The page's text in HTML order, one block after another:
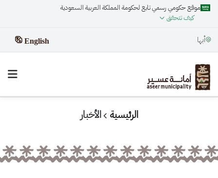
موقع حكومي رسمي تابع لحكومة المملكة العربية السعودية
كيف تتحقق
أبها English
الرئيسية الأخبار